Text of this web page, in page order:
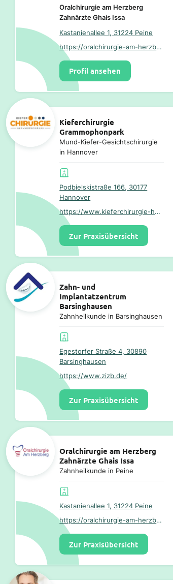
Oralchirurgie am Herzberg
Zahnärzte Ghais Issa
Kastanienallee 1, 31224 Peine
https://oralchirurgie-am-herzberg.de/
Profil ansehen
Kieferchirurgie
Grammophonpark
Mund-Kiefer-Gesichtschirurgie
in Hannover
Podbielskistraße 166, 30177
Hannover
https://www.kieferchirurgie-hannover.com/
Zur Praxisübersicht
Zahn- und
Implantatzentrum
Barsinghausen
Zahnheilkunde in Barsinghausen
Egestorfer Straße 4, 30890
Barsinghausen
https://www.zizb.de/
Zur Praxisübersicht
Oralchirurgie am Herzberg
Zahnärzte Ghais Issa
Zahnheilkunde in Peine
Kastanienallee 1, 31224 Peine
https://oralchirurgie-am-herzberg.de/
Zur Praxisübersicht